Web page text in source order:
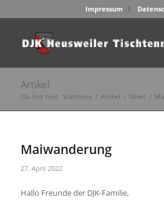
Impressum
Artikel
Du bist hier: Startseite / Artikel / News /
Maiwanderung
27. April 2022
Hallo Freunde der DJK-Familie,